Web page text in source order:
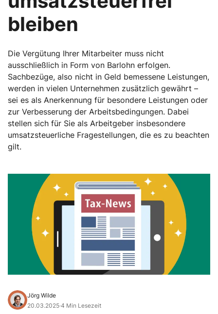
bleiben
Die Vergütung Ihrer Mitarbeiter muss nicht
ausschließlich in Form von Barlohn erfolgen.
Sachbezüge, also nicht in Geld bemessene Leistungen,
werden in vielen Unternehmen zusätzlich gewährt –
sei es als Anerkennung für besondere Leistungen oder
zur Verbesserung der Arbeitsbedingungen. Dabei
stellen sich für Sie als Arbeitgeber insbesondere
umsatzsteuerliche Fragestellungen, die es zu beachten
gilt.
Jörg Wilde
20.03.2025·4 Min Lesezeit